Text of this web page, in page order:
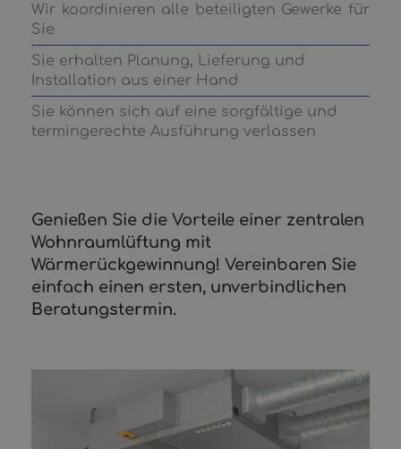
Wir koordinieren alle beteiligten Gewerke für
Sie
Sie erhalten Planung, Lieferung und
Installation aus einer Hand
Sie können sich auf eine sorgfältige und
termingerechte Ausführung verlassen
Genießen Sie die Vorteile einer zentralen
Wohnraumlüftung mit
Wärmerückgewinnung! Vereinbaren Sie
einfach einen ersten, unverbindlichen
Beratungstermin.